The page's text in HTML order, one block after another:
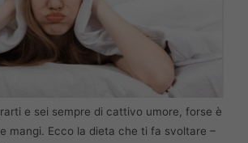
e sei sempre di cattivo umore, forse è
mangi. Ecco la dieta che ti fa svoltare –